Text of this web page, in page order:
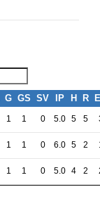
G GS SV IP H R
1 1 0 5.0 5 5
1 1 0 6.0 5 2
1 1 0 5.0 4 2